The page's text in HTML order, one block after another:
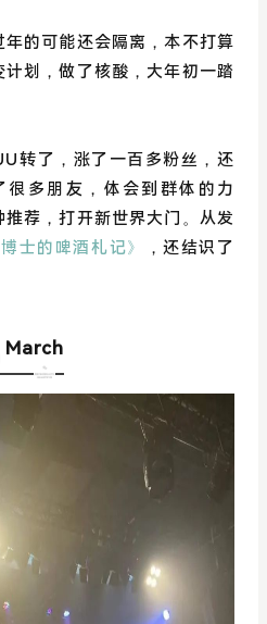
的可能还会隔离，本不打算
计划，做了核酸，大年初一踏
转了，涨了一百多粉丝，还
多朋友，体会到群体的力
荐，打开新世界大门。从发
博士的啤酒札记》
，还结识了
March